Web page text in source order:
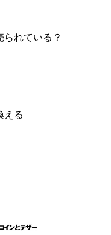
られている？
える